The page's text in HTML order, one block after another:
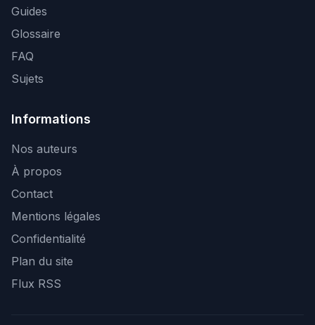
Guides
Glossaire
FAQ
Sujets
Informations
Nos auteurs
À propos
Contact
Mentions légales
Confidentialité
Plan du site
Flux RSS